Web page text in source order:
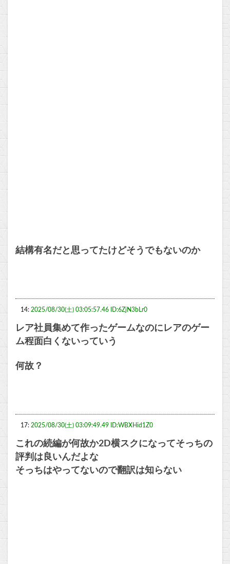
結構有名だと思ってたけどそうでもないのか
14: 2025/08/30(土) 03:05:57.46 ID:6ZjN3bLr0
レア社員集めて作ったゲームなのにレアのゲー
ム程面白くないっていう
何故？
17: 2025/08/30(土) 03:09:49.49 ID:WBXHid1Z0
これの続編が何故か2D横スクになってそっちの
評判は良いんだよな
そっちはやってないので翻訳は知らない